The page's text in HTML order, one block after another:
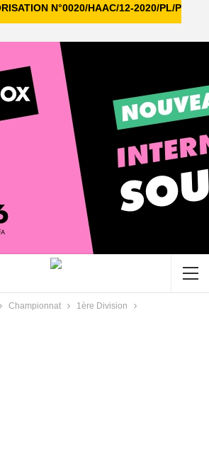
N°0020/HAAC/12-2020/PL/P
Championnat 1ère Division